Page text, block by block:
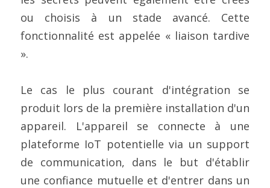
ou choisis à un stade avancé. Cette
fonctionnalité est appelée « liaison tardive
».
Le cas le plus courant d'intégration se
produit lors de la première installation d'un
appareil. L'appareil se connecte à une
plateforme IoT potentielle via un support
de communication, dans le but d'établir
une confiance mutuelle et d'entrer dans un